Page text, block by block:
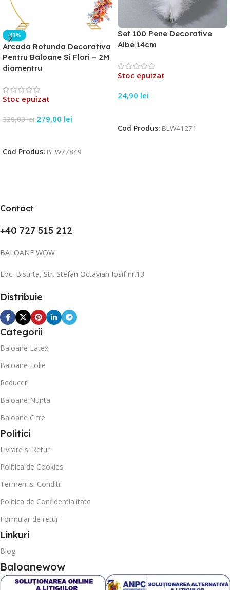
-13%
Arcada Rotunda Decorativa
Pentru Baloane Si Flori – 2M
diamentru
Stoc epuizat
320,00lei 279,00 lei
Cod Produs: BLW77849
Set 100 Pene Decorative
Albe 14cm
Stoc epuizat
24,90 lei
Cod Produs: BLW41271
Contact
+40 727 515 212
BALOANE WOW
Loc. Bistrita, Str. Stefan Octavian Iosif nr.13
Distribuie
Categorii
Baloane Latex
Baloane Folie
Reduceri
Baloane Nunta
Baloane Cifre
Politici
Livrare si Retur
Politica de Cookies
Termeni si Conditii
Politica de Confidentialitate
Formular de retur
Linkuri
Blog
Baloanewow